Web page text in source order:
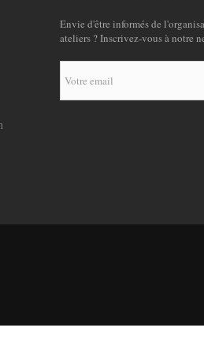
Envie d'être informés de
ateliers ? Inscrivez-vous à notre